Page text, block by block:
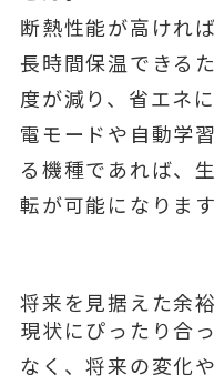
断熱性能が高けれ
長時間保温できる
度が減り、省エネ
電モードや自動学
る機種であれば、
転が可能になります
将来を見据えた余
現状にぴったり合
なく、将来の変化